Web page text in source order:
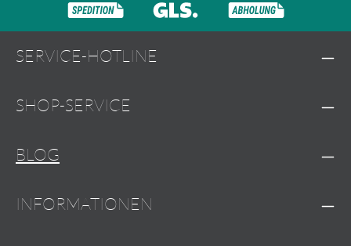
SERVICE-HOTLINE
SHOP-SERVICE
BLOG
INFORMATIONEN